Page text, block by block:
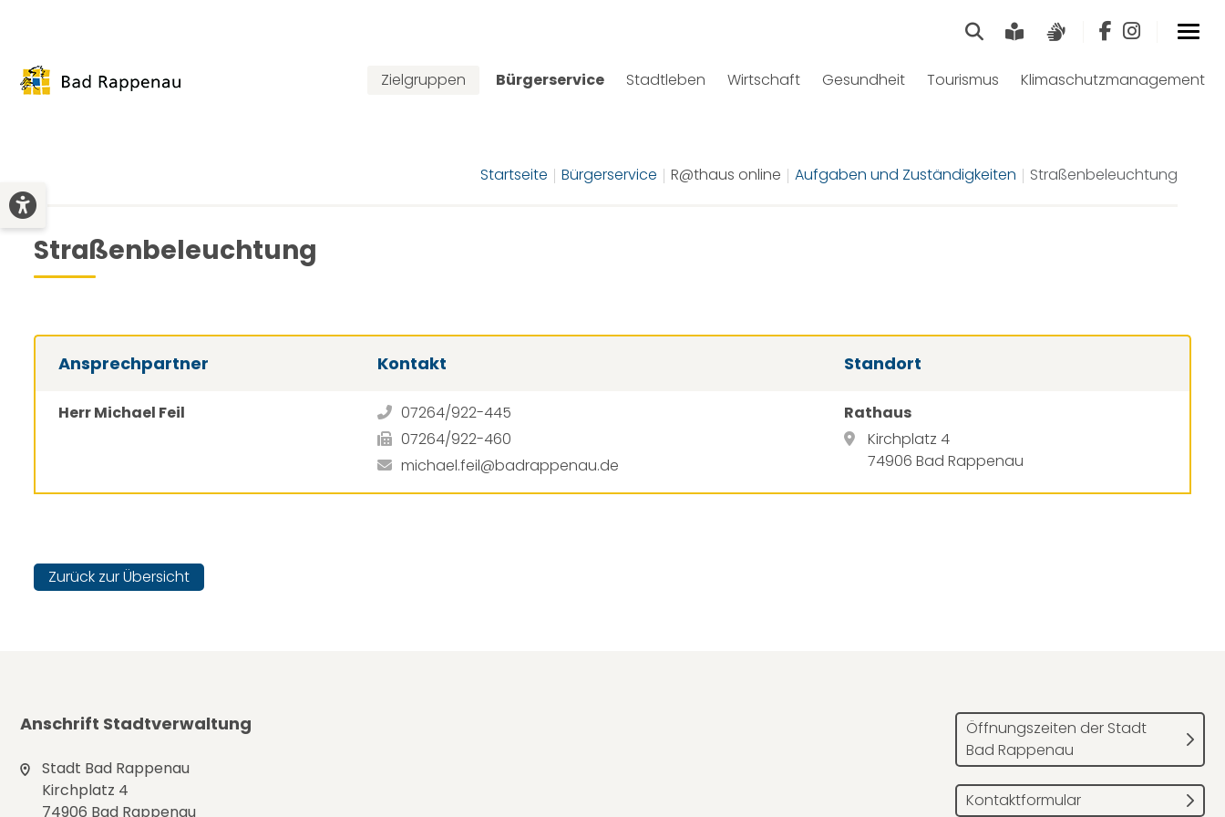
SucheLeichte Sprache
Zielgruppen Bürgerservice Stadtleben Wirtschaft Gesundheit Tourismus Klimaschutzmanagement
Startseite Bürgerservice R@thaus online Aufgaben und Zuständigkeiten Straßenbeleuchtung
Straßenbeleuchtung
Ansprechpartner Kontakt Standort
Herr Michael Feil
07264/922-445
07264/922-460
michael.feil@badrappenau.de
Rathaus
Kirchplatz 4
74906 Bad Rappenau
Zurück zur Übersicht
Anschrift Stadtverwaltung
Stadt Bad Rappenau
Kirchplatz 4
74906 Bad Rappenau
Öffnungszeiten der Stadt
Bad Rappenau
Kontaktformular